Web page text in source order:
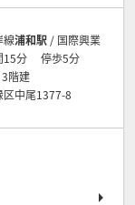
線浦和駅 / 国際興業
15分 停歩5分
階建
区中尾1377-8